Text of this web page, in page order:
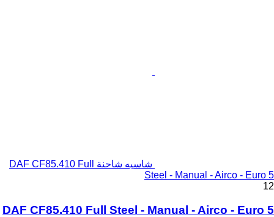
شاسيه شاحنة DAF CF85.410 Full
Steel - Manual - Airco - Euro 5
12
DAF CF85.410 Full Steel - Manual - Airco - Euro 5